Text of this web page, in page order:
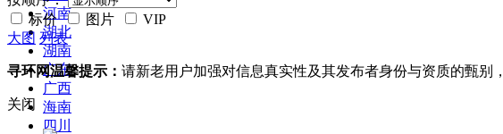
河南
湖北
湖南
广东
广西
海南
四川
标价
图片
VIP
大图 列表
寻环网温馨提示： 请新老用户加强对信息真实性及其发布者身份与资质的甄别
关闭